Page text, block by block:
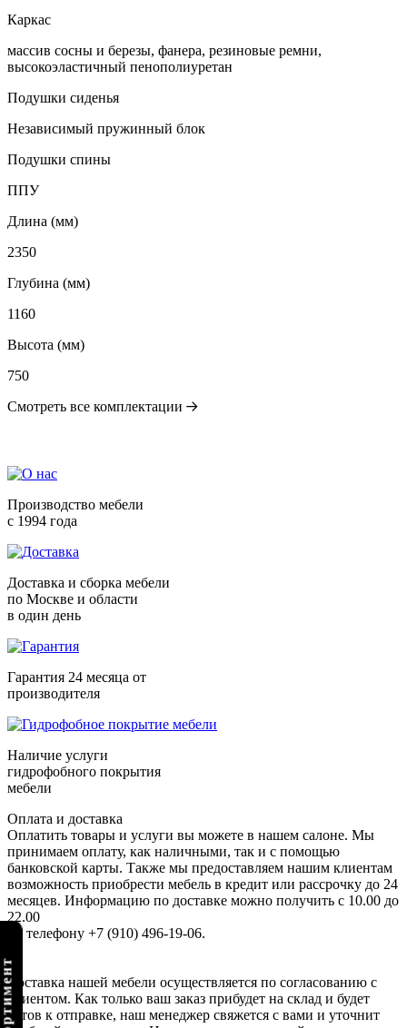
Каркас
массив сосны и березы, фанера, резиновые ремни,
высокоэластичный пенополиуретан
Подушки сиденья
Независимый пружинный блок
Подушки спины
ППУ
Длина (мм)
2350
Глубина (мм)
1160
Высота (мм)
750
Смотреть все комплектации
Производство мебели
с 1994 года
Доставка и сборка мебели
по Москве и области
в один день
Гарантия 24 месяца от
производителя
Наличие услуги
гидрофобного покрытия
мебели
Оплата и доставка
Оплатить товары и услуги вы можете в нашем салоне. Мы
принимаем оплату, как наличными, так и с помощью
банковской карты. Также мы предоставляем нашим клиентам
возможность приобрести мебель в кредит или рассрочку до 24
месяцев. Информацию по доставке можно получить с 10.00 до
22.00
по телефону +7 (910) 496-19-06.
Доставка нашей мебели осуществляется по согласованию с
клиентом. Как только ваш заказ прибудет на склад и будет
готов к отправке, наш менеджер свяжется с вами и уточнит